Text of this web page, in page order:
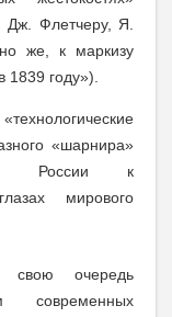
Дж. Флетчеру, Я.
же, к маркизу
1839 году»).
«шарнира»
России к
мирового
свою очередь
современных